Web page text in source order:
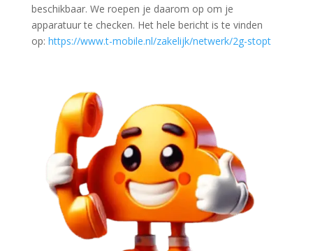
beschikbaar. We roepen je daarom op om je
apparatuur te checken. Het hele bericht is te vinden
op: https://www.t-mobile.nl/zakelijk/netwerk/2g-stopt